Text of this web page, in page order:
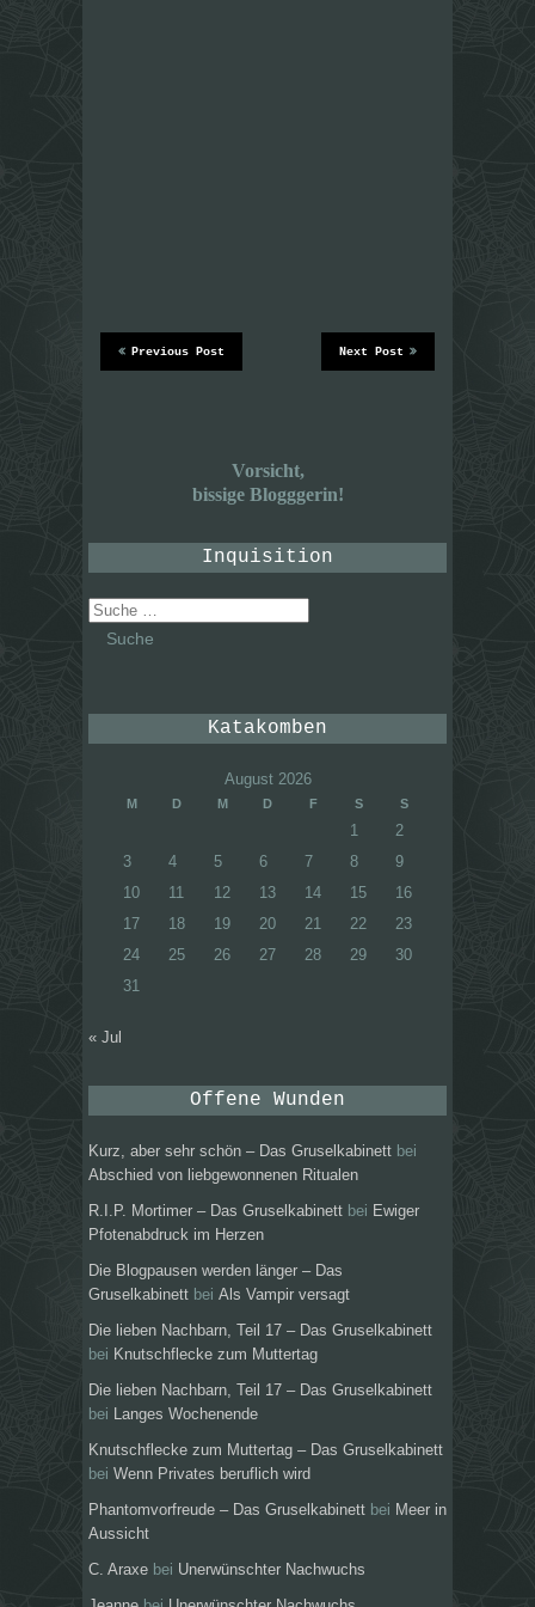
Next Post
Previous Post
Vorsicht,
bissige Blogggerin!
Inquisition
Suche
nach:
Katakomben
August 2026
M D M D F S S
1
2
3
4 5 6 7 8
9
10
11 12 13 14 15
16
17
18 19 20 21 22
23
24
25 26 27 28 29
30
31
« Jul
Offene Wunden
Kurz, aber sehr schön – Das Gruselkabinett bei
Abschied von liebgewonnenen Ritualen
R.I.P. Mortimer – Das Gruselkabinett bei Ewiger
Pfotenabdruck im Herzen
Die Blogpausen werden länger – Das
Gruselkabinett bei Als Vampir versagt
Die lieben Nachbarn, Teil 17 – Das Gruselkabinett
bei Knutschflecke zum Muttertag
Die lieben Nachbarn, Teil 17 – Das Gruselkabinett
bei
Langes Wochenende
Knutschflecke zum Muttertag – Das Gruselkabinett
bei Wenn Privates beruflich wird
Phantomvorfreude – Das Gruselkabinett bei Meer in
Aussicht
C. Araxe bei Unerwünschter Nachwuchs